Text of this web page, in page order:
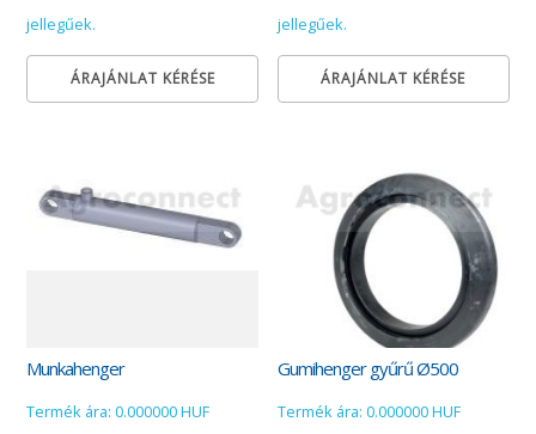
jellegűek.
ÁRAJÁNLAT KÉRÉSE
jellegűek.
ÁRAJÁNLAT KÉRÉSE
Munkahenger
Termék ára: 0.000000 HUF
Gumihenger gyűrű Ø500
Termék ára: 0.000000 HUF